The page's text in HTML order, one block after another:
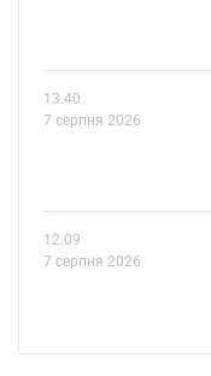
13.40
7 серпня 2026
12.09
7 серпня 2026